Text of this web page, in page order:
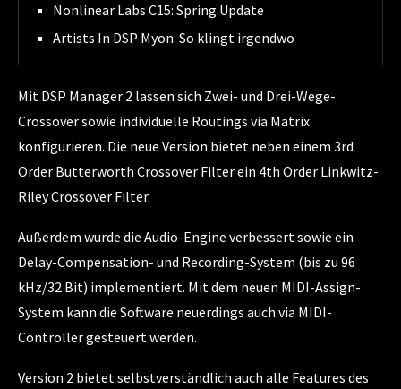
Nonlinear Labs C15: Spring Update
Artists In DSP Myon: So klingt irgendwo
Mit DSP Manager 2 lassen sich Zwei- und Drei-Wege-
Crossover sowie individuelle Routings via Matrix
konfigurieren. Die neue Version bietet neben einem 3rd
Order Butterworth Crossover Filter ein 4th Order Linkwitz-
Riley Crossover Filter.
Außerdem wurde die Audio-Engine verbessert sowie ein
Delay-Compensation- und Recording-System (bis zu 96
kHz/32 Bit) implementiert. Mit dem neuen MIDI-Assign-
System kann die Software neuerdings auch via MIDI-
Controller gesteuert werden.
Version 2 bietet selbstverständlich auch alle Features des